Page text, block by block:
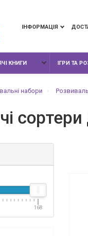
ІНФОРМАЦІЯ
КНИГИ ІГРИ ТА
набори
сортери
168